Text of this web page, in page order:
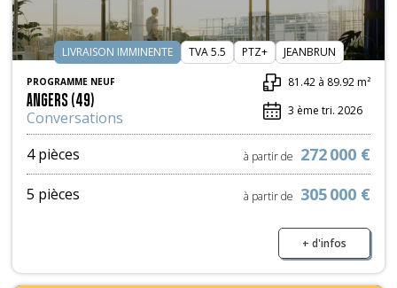
LIVRAISON IMMINENTE TVA 5.5 PTZ+ JEANBRUN
PROGRAMME NEUF
ANGERS (49)
Conversations
81.42 à 89.92 m²
3 ème tri. 2026
4 pièces à partir de 272 000 €
5 pièces à partir de 305 000 €
+ d'infos